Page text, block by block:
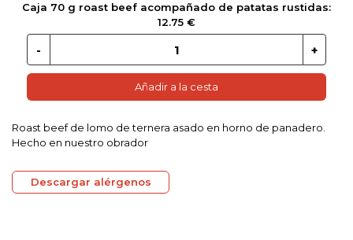
Caja 70 g roast beef acompañado de patatas rustidas:
12.75 €
Añadir a la cesta
Roast beef de lomo de ternera asado en horno de panadero.
Hecho en nuestro obrador
Descargar alérgenos